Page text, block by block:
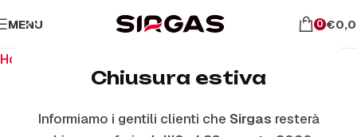
Chiusura estiva
Informiamo i gentili clienti che Sirgas resterà
MENU 0 €
Home